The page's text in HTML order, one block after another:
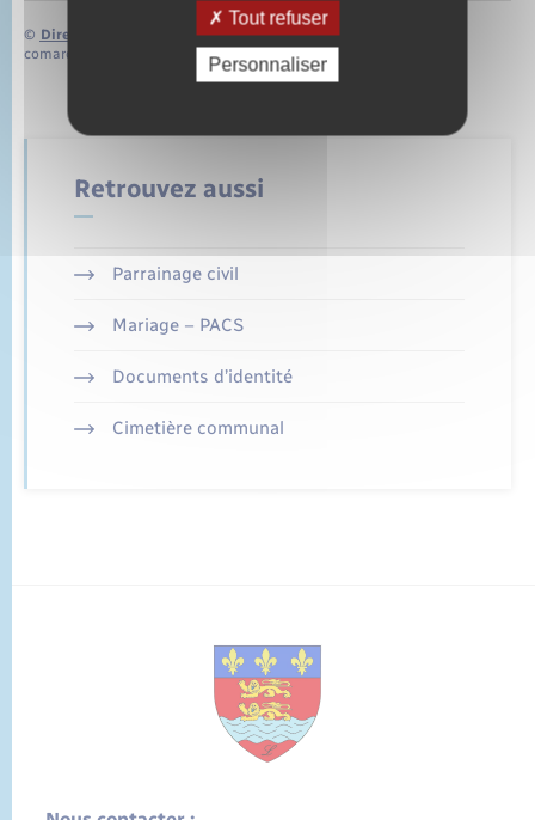
© Direction de l’information légale et administrative
comarquage developpé par baseo.io
Retrouvez aussi
Parrainage civil
Mariage – PACS
Documents d’identité
Cimetière communal
Tout refuser
Personnaliser